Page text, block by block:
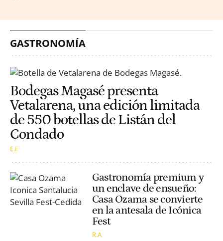
GASTRONOMÍA
Bodegas Magasé presenta
Vetalarena, una edición limitada
de 550 botellas de Listán del
Condado
E.E
Gastronomía premium y
un enclave de ensueño:
Casa Ozama se convierte
en la antesala de Icónica
Fest
R.A